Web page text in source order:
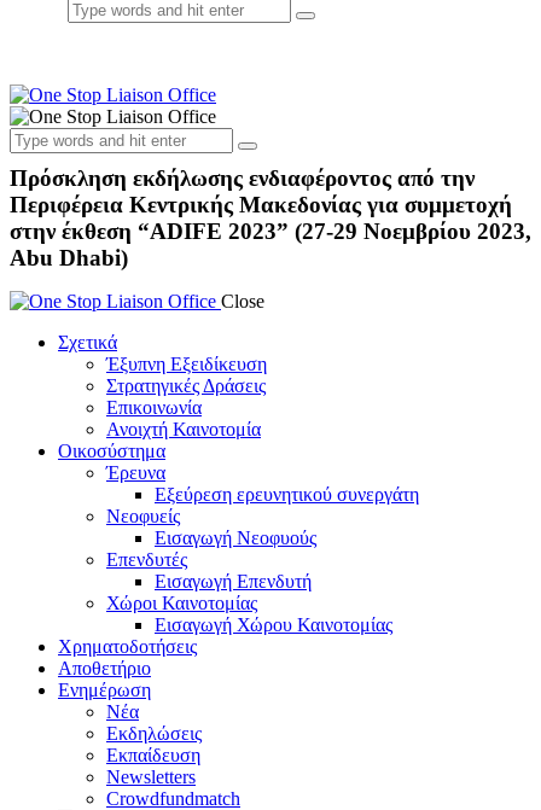
Πρόσκληση εκδήλωσης ενδιαφέροντος από την
Περιφέρεια Κεντρικής Μακεδονίας για συμμετοχή
στην έκθεση “ADIFE 2023” (27-29 Νοεμβρίου 2023,
Abu Dhabi)
Close
Σχετικά
Έξυπνη Εξειδίκευση
Στρατηγικές Δράσεις
Επικοινωνία
Ανοιχτή Καινοτομία
Οικοσύστημα
Έρευνα
Εξεύρεση ερευνητικού συνεργάτη
Νεοφυείς
Εισαγωγή Νεοφυούς
Επενδυτές
Εισαγωγή Επενδυτή
Χώροι Καινοτομίας
Εισαγωγή Χώρου Καινοτομίας
Χρηματοδοτήσεις
Αποθετήριο
Ενημέρωση
Νέα
Εκδηλώσεις
Εκπαίδευση
Newsletters
Crowdfundmatch